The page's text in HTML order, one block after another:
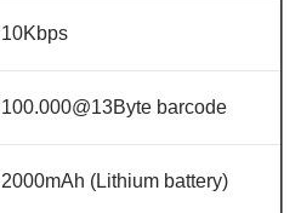
10Kbps
100.000@13Byte barcode
2000mAh (Lithium battery)